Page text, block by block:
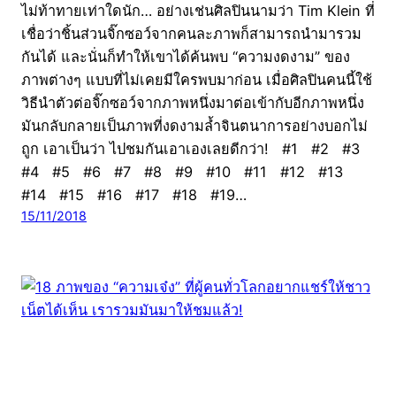
ไม่ท้าทายเท่าใดนัก… อย่างเช่นศิลปินนามว่า Tim Klein ที่
เชื่อว่าชิ้นส่วนจิ๊กซอว์จากคนละภาพก็สามารถนำมารวม
กันได้ และนั่นก็ทำให้เขาได้ค้นพบ “ความงดงาม” ของ
ภาพต่างๆ แบบที่ไม่เคยมีใครพบมาก่อน เมื่อศิลปินคนนี้ใช้
วิธีนำตัวต่อจิ๊กซอว์จากภาพหนึ่งมาต่อเข้ากับอีกภาพหนึ่ง
มันกลับกลายเป็นภาพที่งดงามล้ำจินตนาการอย่างบอกไม่
ถูก เอาเป็นว่า ไปชมกันเอาเองเลยดีกว่า! #1 #2 #3
#4 #5 #6 #7 #8 #9 #10 #11 #12 #13
#14 #15 #16 #17 #18 #19…
15/11/2018